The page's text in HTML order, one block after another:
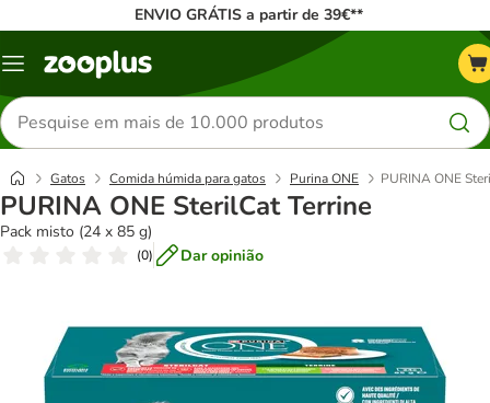
ENVIO GRÁTIS a partir de 39€**
Menu
Pesquisar
produtos
Gatos Comida húmida para gatos Purina ONE PURINA ONE
PURINA ONE SterilCat Terrine
Pack misto (24 x 85 g)
(0) Dar opinião